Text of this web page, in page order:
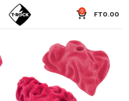
0 FT0.00